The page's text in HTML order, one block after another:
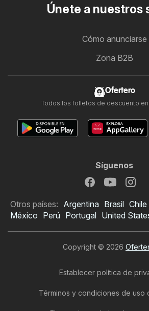
Únete a nuestros
Cómo anunciarse
Zona B2B
Ofertero
Todos los folletos de descuento en
Síguenos
Otros países: Argentina Brasil Chile
México Perú Portugal United
Copyright © 2026
Establecer política de
Términos y condiciones de uso